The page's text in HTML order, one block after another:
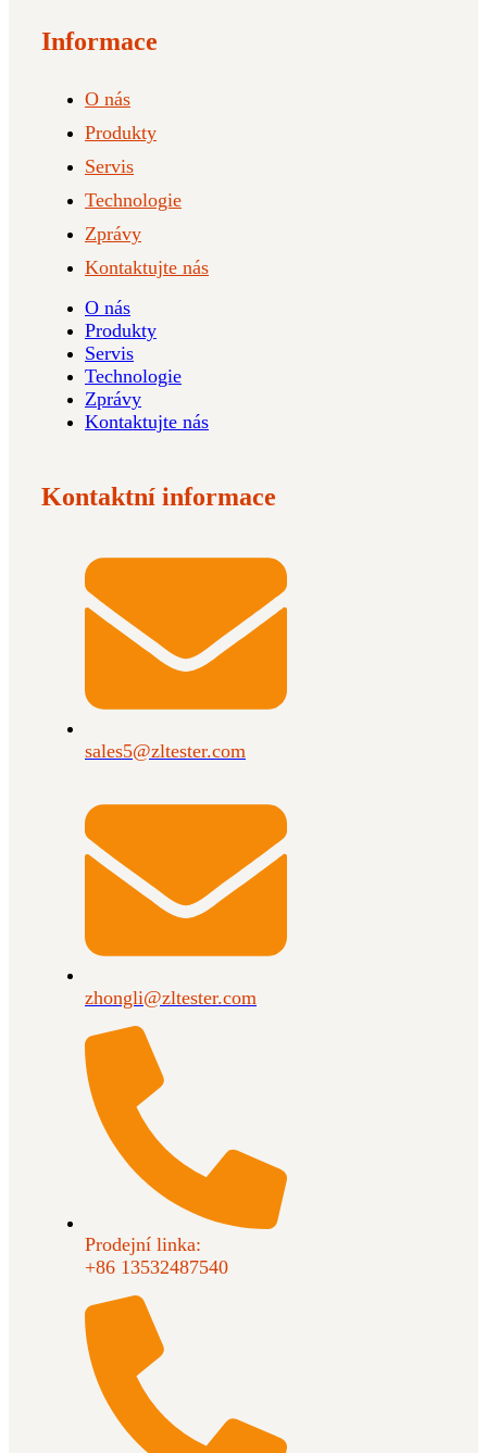
Informace
O nás
Produkty
Servis
Technologie
Zprávy
Kontaktujte nás
O nás
Produkty
Servis
Technologie
Zprávy
Kontaktujte nás
Kontaktní informace
sales5@zltester.com
zhongli@zltester.com
Prodejní linka:
+86 13532487540